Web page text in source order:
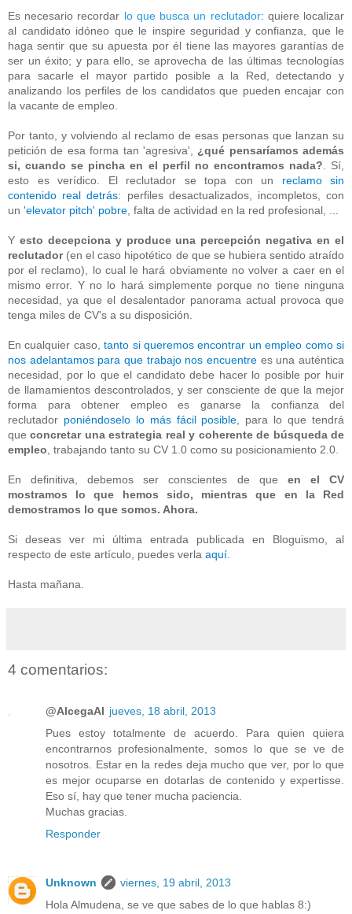
Es necesario recordar lo que busca un reclutador: quiere localizar
al candidato idóneo que le inspire seguridad y confianza, que le
haga sentir que su apuesta por él tiene las mayores garantías de
ser un éxito; y para ello, se aprovecha de las últimas tecnologías
para sacarle el mayor partido posible a la Red, detectando y
analizando los perfiles de los candidatos que pueden encajar con
la vacante de empleo.
Por tanto, y volviendo al reclamo de esas personas que lanzan su
petición de esa forma tan 'agresiva', ¿qué pensaríamos además
si, cuando se pincha en el perfil no encontramos nada? . Sí,
esto es verídico. El reclutador se topa con un reclamo sin
contenido real detrás: perfiles desactualizados, incompletos, con
un 'elevator pitch' pobre , falta de actividad en la red profesional, ...
Y esto decepciona y produce una percepción negativa en el
reclutador(en el caso hipotético de que se hubiera sentido atraído
por el reclamo), lo cual le hará obviamente no volver a caer en el
mismo error. Y no lo hará simplemente porque no tiene ninguna
necesidad, ya que el desalentador panorama actual provoca que
tenga miles de CV's a su disposición.
En cualquier caso,tanto si queremos encontrar un empleo como si
nos adelantamos para que trabajo nos encuentre es una auténtica
necesidad, por lo que el candidato debe hacer lo posible por huir
de llamamientos descontrolados, y ser consciente de que la mejor
forma para obtener empleo es ganarse la confianza del
reclutador poniéndoselo lo más fácil posible , para lo que tendrá
queconcretar una estrategia real y coherente de búsqueda de
empleo , trabajando tanto su CV 1.0 como su posicionamiento 2.0.
En definitiva, debemos ser conscientes de que en el CV
mostramos lo que hemos sido, mientras que en la Red
demostramos lo que somos. Ahora.
Si deseas ver mi última entrada publicada en Bloguismo, al
respecto de este artículo, puedes verla aquí
Hasta mañana.
4 comentarios:
@AlcegaAl jueves, 18 abril, 2013
Pues estoy totalmente de acuerdo. Para quien quiera
encontrarnos profesionalmente, somos lo que se ve de
nosotros. Estar en la redes deja mucho que ver, por lo que
es mejor ocuparse en dotarlas de contenido y expertisse.
Eso sí, hay que tener mucha paciencia.
Muchas gracias.
Responder
Unknown
viernes, 19 abril, 2013
Hola Almudena, se ve que sabes de lo que hablas 8:)